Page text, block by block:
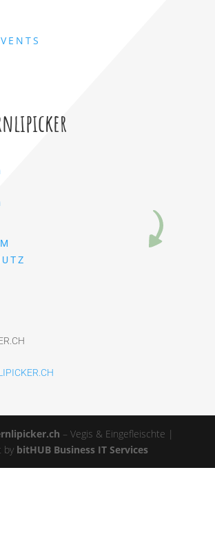
– Vegis & Eingefleischte |
by bitHUB Business IT Services